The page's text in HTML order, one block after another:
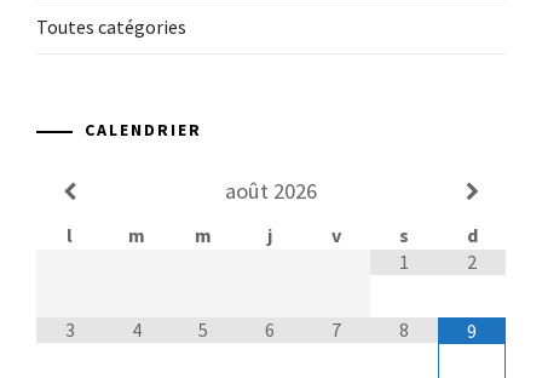
Toutes catégories
CALENDRIER
août 2026
l m m j v s
d
1
2
3 4 5 6 7 8 9